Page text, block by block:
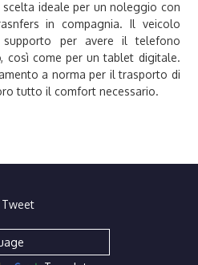
ideale per un noleggio con
in compagnia. Il veicolo
supporto per avere il telefono
così come per un tablet digitale.
a norma per il trasporto di
tutto il comfort necessario.
Tweet